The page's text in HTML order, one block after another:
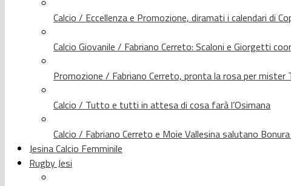
Calcio / Eccellenza e Promozione, diramati i calendari di
Calcio Giovanile / Fabriano Cerreto: Scaloni e Giorgetti
Promozione / Fabriano Cerreto, pronta la rosa per mister
Calcio / Tutto e tutti in attesa di cosa farà l’Osimana
Calcio / Fabriano Cerreto e Moie Vallesina salutano
Jesina Calcio Femminile
Rugby Jesi